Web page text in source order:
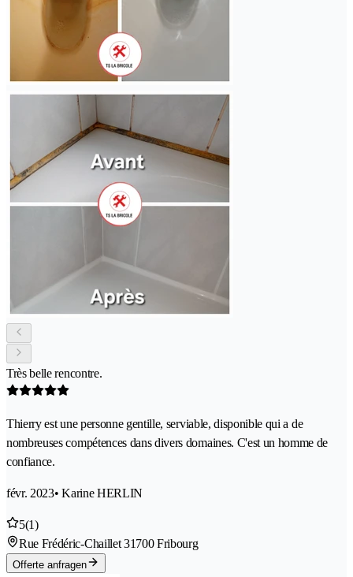
Très belle rencontre.
Thierry est une personne gentille, serviable, disponible qui a de
nombreuses compétences dans divers domaines. C'est un homme de
confiance.
févr. 2023• Karine HERLIN
5(1)
Rue Frédéric-Chaillet 31700 Fribourg
Offerte anfragen